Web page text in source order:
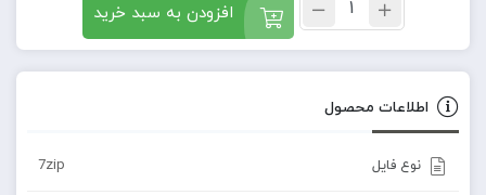
افزودن به سبد خرید
اطلاعات محصول
نوع فایل 7zip